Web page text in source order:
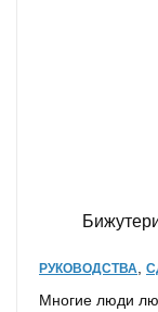
РУКОВОДСТВА
Многие люди